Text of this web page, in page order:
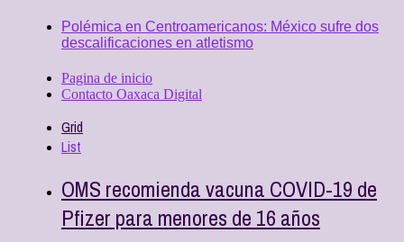
Polémica en Centroamericanos: México sufre dos
descalificaciones en atletismo
Pagina de inicio
Contacto Oaxaca Digital
Grid
List
OMS recomienda vacuna COVID-19 de
Pfizer para menores de 16 años